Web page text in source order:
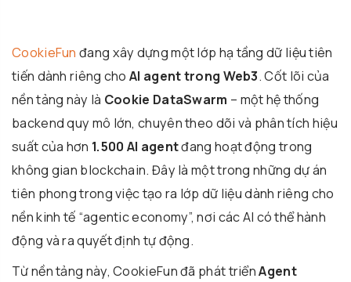
CookieFun đang xây dựng một lớp hạ tầng dữ liệu tiên
tiến dành riêng choAI agent trong Web3. Cốt lõi của
nền tảng này là Cookie DataSwarm – một hệ thống
backend quy mô lớn, chuyên theo dõi và phân tích hiệu
suất của hơn 1.500 AI agentđang hoạt động trong
không gian blockchain. Đây là một trong những dự án
tiên phong trong việc tạo ra lớp dữ liệu dành riêng cho
nền kinh tế “agentic economy”, nơi các AI có thể hành
động và ra quyết định tự động.
Từ nền tảng này, CookieFun đã phát triểnAgent